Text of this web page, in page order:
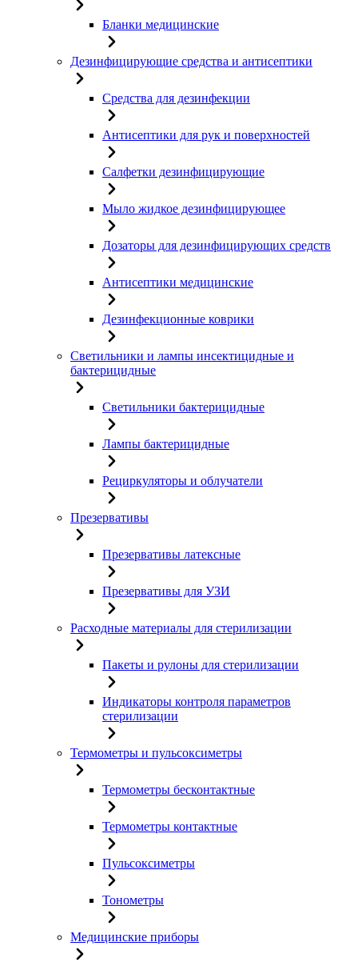
Бланки медицинские
Дезинфицирующие средства и антисептики
Средства для дезинфекции
Антисептики для рук и поверхностей
Салфетки дезинфицирующие
Мыло жидкое дезинфицирующее
Дозаторы для дезинфицирующих средств
Антисептики медицинские
Дезинфекционные коврики
Светильники и лампы инсектицидные и
бактерицидные
Светильники бактерицидные
Лампы бактерицидные
Рециркуляторы и облучатели
Презервативы
Презервативы латексные
Презервативы для УЗИ
Расходные материалы для стерилизации
Пакеты и рулоны для стерилизации
Индикаторы контроля параметров
стерилизации
Термометры и пульсоксиметры
Термометры бесконтактные
Термометры контактные
Пульсоксиметры
Тонометры
Медицинские приборы